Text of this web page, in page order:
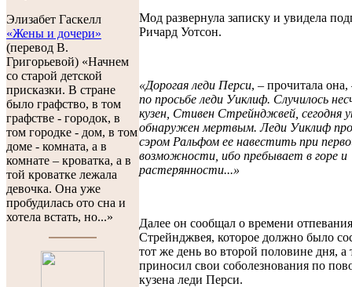
Элизабет Гаскелл
«Жены и дочери»
(перевод В.
Григорьевой) «Начнем
со старой детской
присказки. В стране
было графство, в том
графстве - городок, в
том городке - дом, в том
доме - комната, а в
комнате – кроватка, а в
той кроватке лежала
девочка. Она уже
пробудилась ото сна и
хотела встать, но...»
Мод развернула записку и увидела
Ричард Уотсон.
«Дорогая леди Перси, – прочитала
по просьбе леди Уиклиф. Случилось
кузен, Стивен Стрейнджвей, сегодня
обнаружен мертвым. Леди Уиклиф
сэром Ральфом ее навестить при
возможности, ибо пребывает в горе и
растерянности...»
Далее он сообщал о времени отпевания
Стрейнджвея, которое должно было
тот же день во второй половине дня, а
приносил свои соболезнования по
кузена леди Перси.